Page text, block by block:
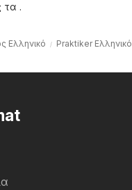
τα .
Ελληνικό Praktiker Ελληνικό